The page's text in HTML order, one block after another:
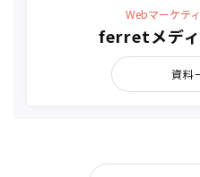
Webマーケテ
ferretメデ
資料